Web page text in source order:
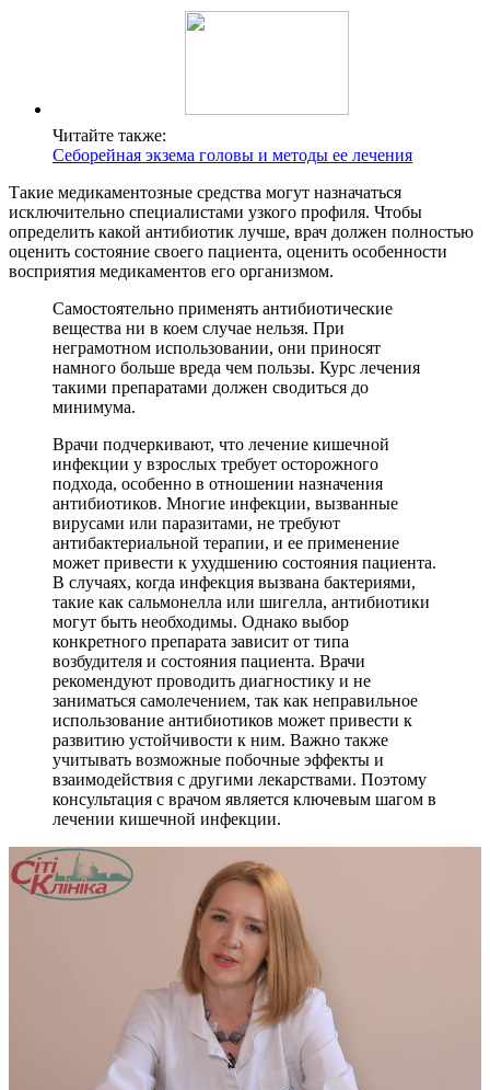
Читайте также:
Себорейная экзема головы и методы ее лечения
Такие медикаментозные средства могут назначаться
исключительно специалистами узкого профиля. Чтобы
определить какой антибиотик лучше, врач должен полностью
оценить состояние своего пациента, оценить особенности
восприятия медикаментов его организмом.
Самостоятельно применять антибиотические
вещества ни в коем случае нельзя. При
неграмотном использовании, они приносят
намного больше вреда чем пользы. Курс лечения
такими препаратами должен сводиться до
минимума.
Врачи подчеркивают, что лечение кишечной
инфекции у взрослых требует осторожного
подхода, особенно в отношении назначения
антибиотиков. Многие инфекции, вызванные
вирусами или паразитами, не требуют
антибактериальной терапии, и ее применение
может привести к ухудшению состояния пациента.
В случаях, когда инфекция вызвана бактериями,
такие как сальмонелла или шигелла, антибиотики
могут быть необходимы. Однако выбор
конкретного препарата зависит от типа
возбудителя и состояния пациента. Врачи
рекомендуют проводить диагностику и не
заниматься самолечением, так как неправильное
использование антибиотиков может привести к
развитию устойчивости к ним. Важно также
учитывать возможные побочные эффекты и
взаимодействия с другими лекарствами. Поэтому
консультация с врачом является ключевым шагом в
лечении кишечной инфекции.